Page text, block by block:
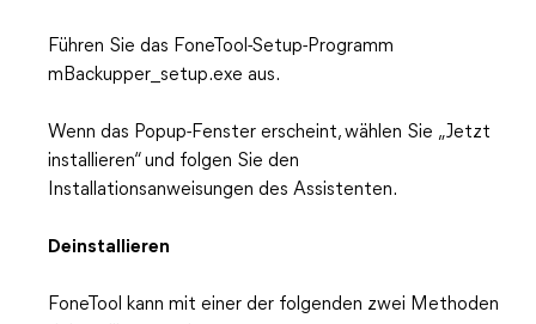
Führen Sie das FoneTool-Setup-Programm
mBackupper_setup.exe aus.
Wenn das Popup-Fenster erscheint, wählen Sie „Jetzt
installieren“ und folgen Sie den
Installationsanweisungen des Assistenten.
Deinstallieren
FoneTool kann mit einer der folgenden zwei Methoden